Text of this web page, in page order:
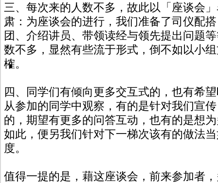
三、每次来的人数不多，故此以「座谈会
肃：为座谈会的进行，我们准备了司仪配
团、介绍讲员、带领读经与领先提出问题
数不多，显然有些流于形式，倒不如以小
榷。
四、同学们有倾向更多交互式的，也有希
从参加的同学中观察，有的是针对我们宣
的，期望有更多的问答互动，也有的是想
如此，便另我们针对下一梯次该有的做法
度。
值得一提的是，藉这座谈会，前来参加者